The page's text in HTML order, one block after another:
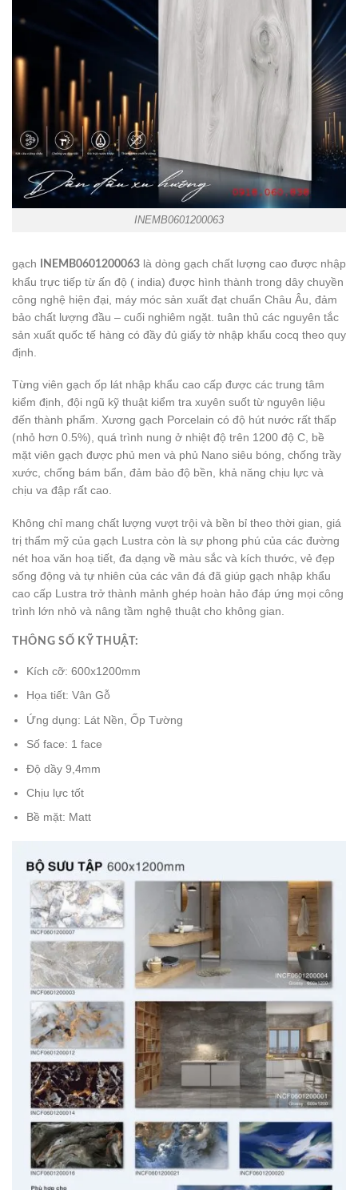
INEMB0601200063
gạch INEMB0601200063 là dòng gạch chất lượng cao được nhập
khẩu trực tiếp từ ấn độ ( india) được hình thành trong dây chuyền
công nghệ hiện đại, máy móc sản xuất đạt chuẩn Châu Âu, đảm
bảo chất lượng đầu – cuối nghiêm ngặt. tuân thủ các nguyên tắc
sản xuất quốc tế hàng có đầy đủ giấy tờ nhập khẩu cocq theo quy
định.
Từng viên gạch ốp lát nhập khẩu cao cấp được các trung tâm
kiểm định, đội ngũ kỹ thuật kiểm tra xuyên suốt từ nguyên liệu
đến thành phẩm. Xương gạch Porcelain có độ hút nước rất thấp
(nhỏ hơn 0.5%), quá trình nung ở nhiệt độ trên 1200 độ C, bề
mặt viên gạch được phủ men và phủ Nano siêu bóng, chống trầy
xước, chống bám bẩn, đảm bảo độ bền, khả năng chịu lực và
chịu va đập rất cao.
Không chỉ mang chất lượng vượt trội và bền bỉ theo thời gian, giá
trị thẩm mỹ của gạch Lustra còn là sự phong phú của các đường
nét hoa văn hoạ tiết, đa dạng về màu sắc và kích thước, vẻ đẹp
sống động và tự nhiên của các vân đá đã giúp gạch nhập khẩu
cao cấp Lustra trở thành mảnh ghép hoàn hảo đáp ứng mọi công
trình lớn nhỏ và nâng tầm nghệ thuật cho không gian.
THÔNG SỐ KỸ THUẬT:
Kích cỡ: 600x1200mm
Họa tiết: Vân Gỗ
Ứng dụng: Lát Nền, Ốp Tường
Số face: 1 face
Độ dầy 9,4mm
Chịu lực tốt
Bề mặt: Matt